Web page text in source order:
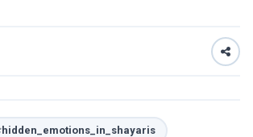
hidden_emotions_in_shayaris